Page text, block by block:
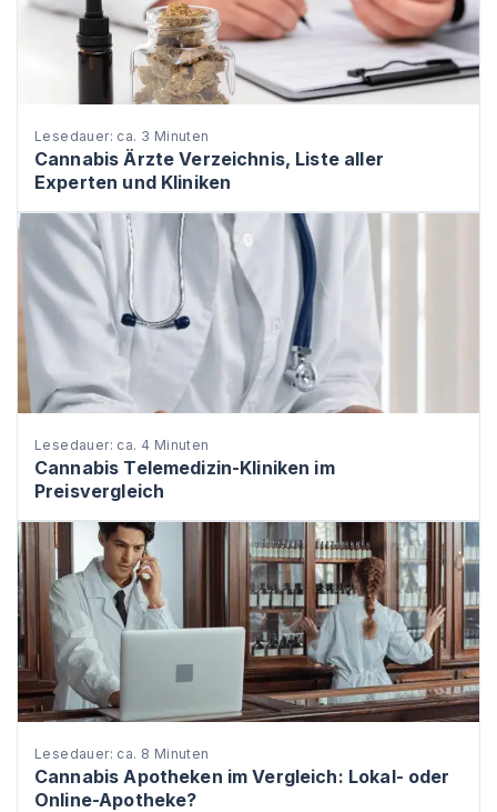
Lesedauer: ca. 3 Minuten
Cannabis Ärzte Verzeichnis, Liste aller
Experten und Kliniken
Lesedauer: ca. 4 Minuten
Cannabis Telemedizin-Kliniken im
Preisvergleich
Lesedauer: ca. 8 Minuten
Cannabis Apotheken im Vergleich: Lokal- oder
Online-Apotheke?